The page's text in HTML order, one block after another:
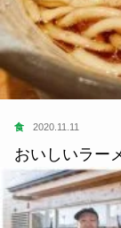
食 2020.11.11
おいしいラー